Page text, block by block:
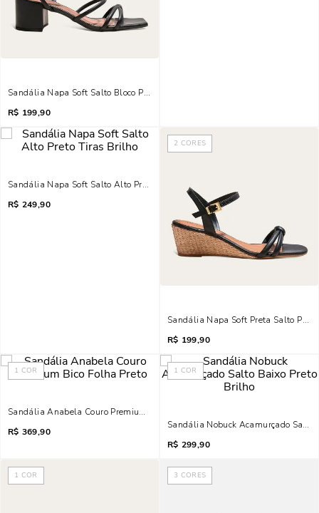
Sandália Napa Soft Salto Bloco Preta Tiras Finas
R$ 199,90
Sandália Napa Soft Salto Alto Preto Tiras Brilho
R$ 249,90
2 CORES
Sandália Napa Soft Preta Salto
R$ 199,90
1 COR
Sandália Anabela Couro Premium Bico Folha Preto
R$ 369,90
1 COR
Sandália Nobuck Acamurçado Salto
R$ 299,90
1 COR 3 CORES